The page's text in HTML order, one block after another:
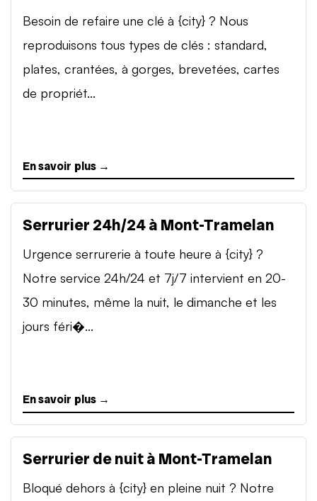
Besoin de refaire une clé à {city} ? Nous
reproduisons tous types de clés : standard,
plates, crantées, à gorges, brevetées, cartes
de propriét...
En savoir plus →
Serrurier 24h/24 à Mont-Tramelan
Urgence serrurerie à toute heure à {city} ?
Notre service 24h/24 et 7j/7 intervient en 20-
30 minutes, même la nuit, le dimanche et les
jours féri�...
En savoir plus →
Serrurier de nuit à Mont-Tramelan
Bloqué dehors à {city} en pleine nuit ? Notre